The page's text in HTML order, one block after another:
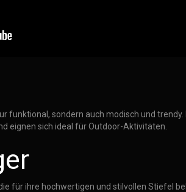
funktional, sondern auch modisch und
eignen sich ideal für Outdoor-Aktivitäten.
für ihre hochwertigen und stilvollen Stiefel